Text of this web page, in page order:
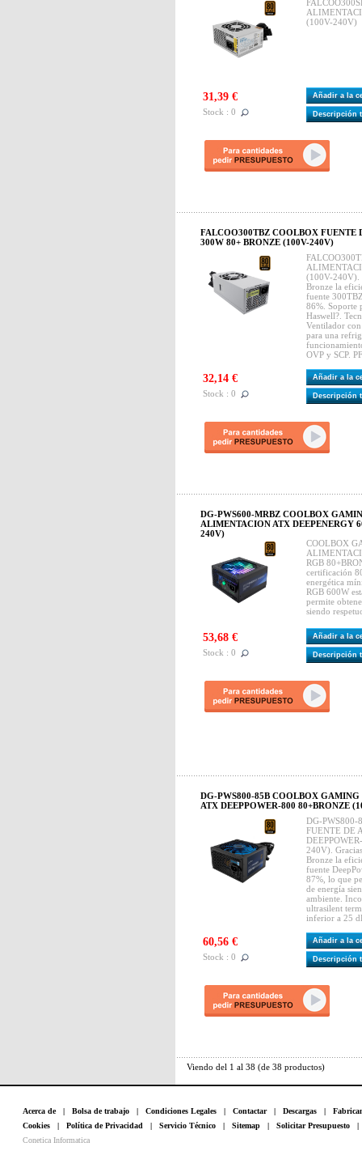
(100V-240V)
31,39 €
Stock : 0
Añadir a la
Descripción
FALCOO300TBZ COOLBOX FUENTE
300W 80+ BRONZE (100V-240V)
(100V-240V).
Bronze la
fuente
86%. Soporte
Haswell?.
Ventilador
para una
OVP y SCP.
32,14 €
Stock : 0
Añadir a la
Descripción
DG-PWS600-MRBZ COOLBOX
ALIMENTACION ATX DEEPENERGY
240V)
COOLBOX
RGB
certificación
energética
RGB 600W
permite
siendo
53,68 €
Stock : 0
Añadir a la
Descripción
DG-PWS800-85B COOLBOX
ATX DEEPPOWER-800 80+BRONZE
DG-
FUENTE DE
240V).
Bronze la
fuente
87%, lo que
de energía
ambiente.
ultrasilent
inferior a 25
60,56 €
Stock : 0
Añadir a la
Descripción
Viendo del 1 al 38 (de 38 productos)
Acerca de| Bolsa de trabajo | Condiciones Legales | Contactar| Descargas |
Cookies | Política de Privacidad | Servicio Técnico | Sitemap | Solicitar Presupuesto
Conetica Informatica